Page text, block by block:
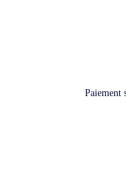
Paiement